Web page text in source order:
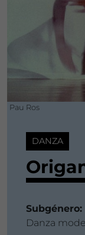
Pau Ros
DANZA
Subgénero:
Danza